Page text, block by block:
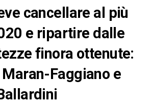
cancellare al più
e ripartire dalle
finora ottenute:
Faggiano e